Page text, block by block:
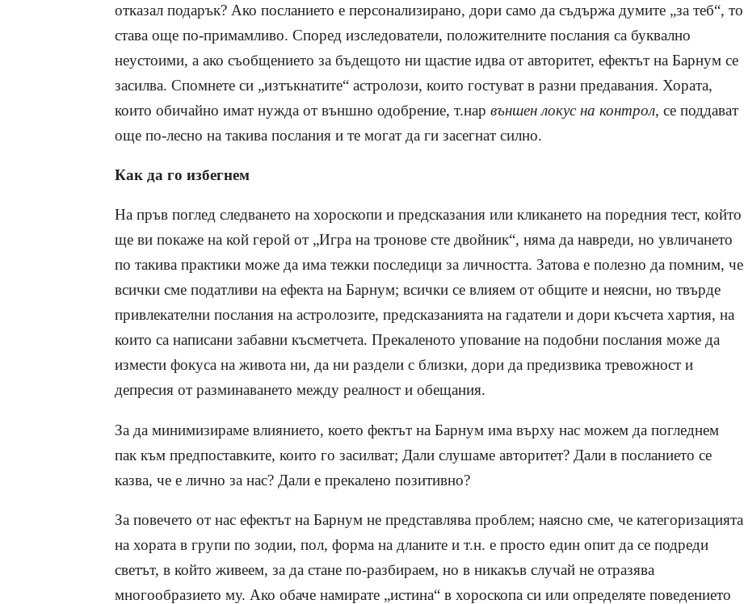
отказал подарък? Ако посланието е персонализирано, дори само да съдържа думите „за теб“, то
става още по-примамливо. Според изследователи, положителните послания са буквално
неустоими, а ако съобщението за бъдещото ни щастие идва от авторитет, ефектът на Барнум се
засилва. Спомнете си „изтъкнатите“ астролози, които гостуват в разни предавания. Хората,
които обичайно имат нужда от външно одобрение, т.нар външен локус на контрол, се поддават
още по-лесно на такива послания и те могат да ги засегнат силно.
Как да го избегнем
На пръв поглед следването на хороскопи и предсказания или кликането на поредния тест, който
ще ви покаже на кой герой от „Игра на тронове сте двойник“, няма да навреди, но увличането
по такива практики може да има тежки последици за личността. Затова е полезно да помним, че
всички сме податливи на ефекта на Барнум; всички се влияем от общите и неясни, но твърде
привлекателни послания на астролозите, предсказанията на гадатели и дори късчета хартия, на
които са написани забавни късметчета. Прекаленото упование на подобни послания може да
измести фокуса на живота ни, да ни раздели с близки, дори да предизвика тревожност и
депресия от разминаването между реалност и обещания.
За да минимизираме влиянието, което фектът на Барнум има върху нас можем да погледнем
пак към предпоставките, които го засилват; Дали слушаме авторитет? Дали в посланието се
казва, че е лично за нас? Дали е прекалено позитивно?
За повечето от нас ефектът на Барнум не представлява проблем; наясно сме, че категоризацията
на хората в групи по зодии, пол, форма на дланите и т.н. е просто един опит да се подреди
светът, в който живеем, за да стане по-разбираем, но в никакъв случай не отразява
многообразието му. Ако обаче намирате „истина“ в хороскопа си или определяте поведението